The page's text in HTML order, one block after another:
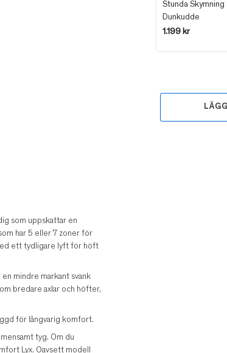
Stunda
Dunkudde
1.199 kr
LÄGG
som uppskattar en
har 5 eller 7 zoner för
ett tydligare lyft för höft
mindre markant svank
bredare axlar och höfter,
för långvarig komfort.
tyg. Om du
Lyx. Oavsett modell